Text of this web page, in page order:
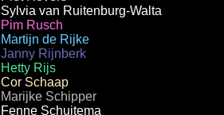
Sylvia van Ruitenburg-Walta
Pim Rusch
Martijn de Rijke
Janny Rijnberk
Hetty Rijs
Cor Schaap
Marijke Schipper
Fenne Schuitema